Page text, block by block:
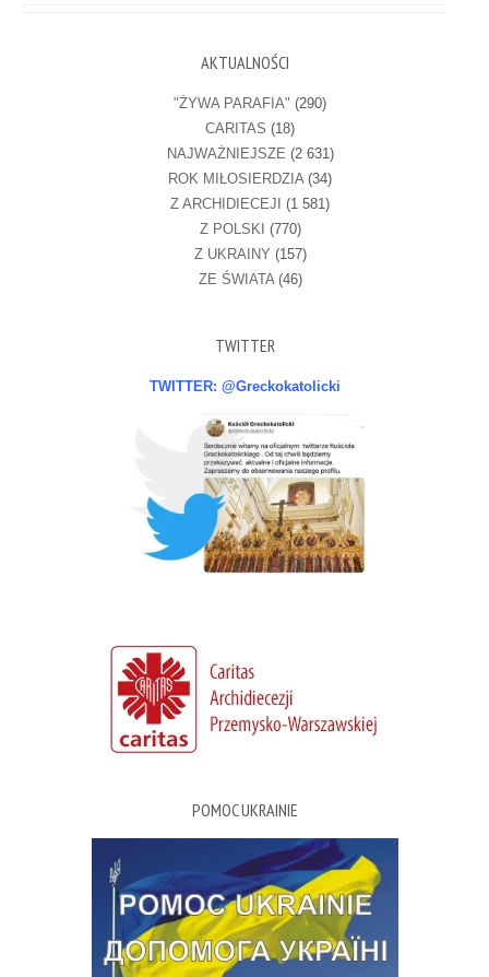
AKTUALNOŚCI
"ŻYWA PARAFIA" (290)
CARITAS (18)
NAJWAŻNIEJSZE (2 631)
ROK MIŁOSIERDZIA (34)
Z ARCHIDIECEJI (1 581)
Z POLSKI (770)
Z UKRAINY (157)
ZE ŚWIATA(46)
TWITTER
TWITTER: @Greckokatolicki
POMOC UKRAINIE